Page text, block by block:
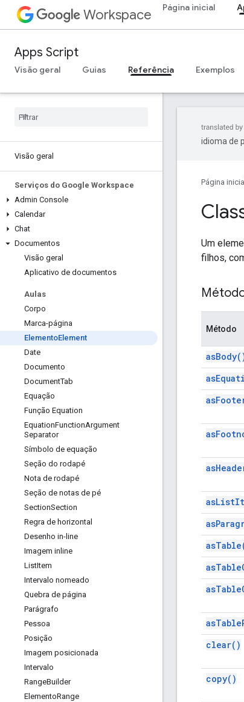
Workspace Página inicial
Apps Script
Visão geral Guias Referência Exemplos
Visão geral
Serviços do Google Workspace
Admin Console
Calendar
Chat
Documentos
Visão geral
Aplicativo de documentos
Aulas
Corpo
Marca-página
ElementoElement
Date
Documento
DocumentTab
Equação
Função Equation
EquationFunctionArgument
Separator
Símbolo de equação
Seção do rodapé
Nota de rodapé
Seção de notas de pé
SectionSection
Regra de horizontal
Desenho in-line
Imagem inline
ListItem
Intervalo nomeado
Quebra de página
Parágrafo
Pessoa
Posição
Imagem posicionada
Intervalo
RangeBuilder
ElementoRange
idioma de
Página inicial
Um
filhos,
Método
asBody(
as
as
as
as
asList
as
as
asTable
asTable
asTable
clear( )
copy( )